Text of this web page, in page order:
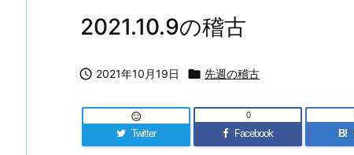
2021.10.9の稽古
 2021年10月19日  先週の稽古
Twitter

Facebook
0
B!